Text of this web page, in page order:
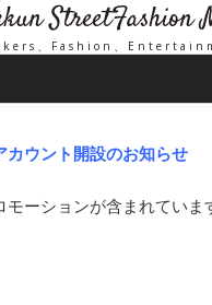
StreetFashion
、Fashion、
ウント開設のお知らせ
モーションが含まれていま